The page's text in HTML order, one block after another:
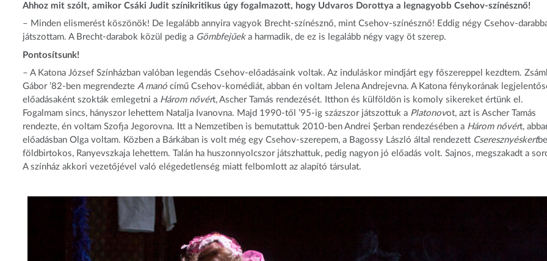
Ahhoz mit szólt, amikor Csáki Judit színikritikus úgy fogalmazott, hogy Udvaros Dorottya a legnagyobb Csehov-színésznő!
– Minden elismerést köszönök! De legalább annyira vagyok Brecht-színésznő, mint Csehov-színésznő! Eddig négy Csehov-
játszottam. A Brecht-darabok közül pedig a Gömbfejűeka harmadik, de ez is legalább négy vagy öt szerep.
Pontosítsunk!
– A Katona József Színházban valóban legendás Csehov-előadásaink voltak. Az induláskor mindjárt egy főszereppel kezdtem.
Gábor ’82-ben megrendezte A manó című Csehov-komédiát, abban én voltam Jelena Andrejevna. A Katona fénykorának
előadásaként szokták emlegetni a Három nővért, Ascher Tamás rendezését. Itthon és külföldön is komoly sikereket értünk el.
Fogalmam sincs, hányszor lehettem Natalja Ivanovna. Majd 1990-től ’95-ig százszor játszottuk a Platonovot, azt is Ascher Tamás
rendezte, én voltam Szofja Jegorovna. Itt a Nemzetiben is bemutattuk 2010-ben Andrei Şerban rendezésében a Három nővért,
előadásban Olga voltam. Közben a Bárkában is volt még egy Csehov-szerepem, a Bagossy László által rendezett Cseresznyéskert
földbirtokos, Ranyevszkaja lehettem. Talán ha huszonnyolcszor játszhattuk, pedig nagyon jó előadás volt. Sajnos, megszakadt a
A színház akkori vezetőjével való elégedetlenség miatt felbomlott az alapító társulat.